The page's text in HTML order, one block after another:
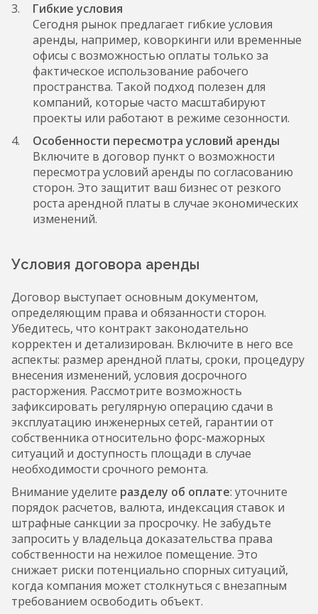
Гибкие условия
Сегодня рынок предлагает гибкие условия
аренды, например, коворкинги или временные
офисы с возможностью оплаты только за
фактическое использование рабочего
пространства. Такой подход полезен для
компаний, которые часто масштабируют
проекты или работают в режиме сезонности.
Особенности пересмотра условий аренды
Включите в договор пункт о возможности
пересмотра условий аренды по согласованию
сторон. Это защитит ваш бизнес от резкого
роста арендной платы в случае экономических
изменений.
Условия договора аренды
Договор выступает основным документом,
определяющим права и обязанности сторон.
Убедитесь, что контракт законодательно
корректен и детализирован. Включите в него все
аспекты: размер арендной платы, сроки, процедуру
внесения изменений, условия досрочного
расторжения. Рассмотрите возможность
зафиксировать регулярную операцию сдачи в
эксплуатацию инженерных сетей, гарантии от
собственника относительно форс-мажорных
ситуаций и доступность площади в случае
необходимости срочного ремонта.
Внимание уделите разделу об оплате: уточните
порядок расчетов, валюта, индексация ставок и
штрафные санкции за просрочку. Не забудьте
запросить у владельца доказательства права
собственности на нежилое помещение. Это
снижает риски потенциально спорных ситуаций,
когда компания может столкнуться с внезапным
требованием освободить объект.